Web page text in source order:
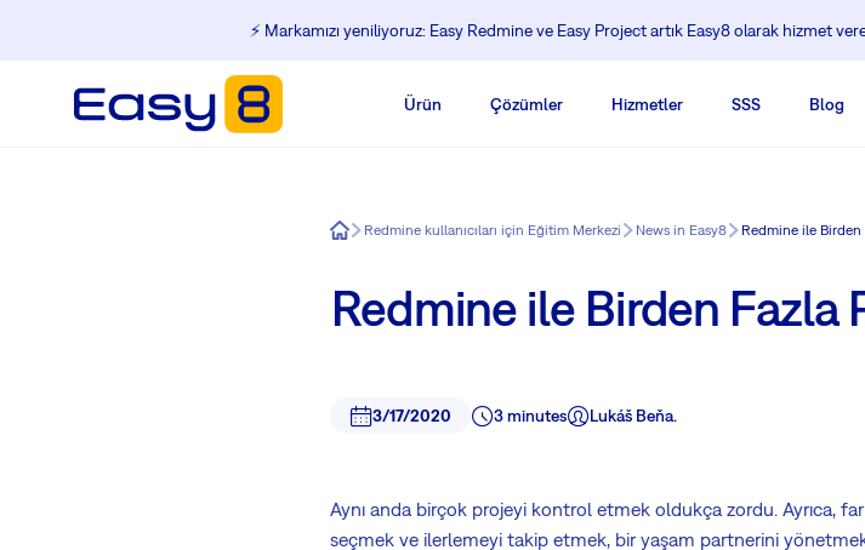
⚡️ Markamızı yeniliyoruz: Easy Redmine ve Easy Project artık Easy8 olarak hizmet
Ürün Çözümler Hizmetler SSS Blog
Easy8Redmine kullanıcıları için Eğitim Merkezi News in Easy8 Redmine ile Birden
Redmine ile Birden Fazla
3/17/2020 3 minutes Lukáš Beňa.
Aynı anda birçok projeyi kontrol etmek oldukça zordu. Ayrıca,
seçmek ve ilerlemeyi takip etmek, bir yaşam partnerini